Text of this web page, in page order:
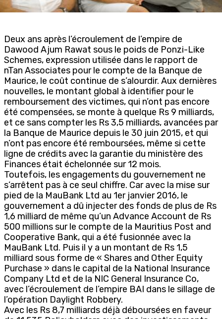
Deux ans après l’écroulement de l’empire de
Dawood Ajum Rawat sous le poids de Ponzi-Like
Schemes, expression utilisée dans le rapport de
nTan Associates pour le compte de la Banque de
Maurice, le coût continue de s’alourdir. Aux dernières
nouvelles, le montant global à identifier pour le
remboursement des victimes, qui n’ont pas encore
été compensées, se monte à quelque Rs 9 milliards,
et ce sans compter les Rs 3,5 milliards, avancées par
la Banque de Maurice depuis le 30 juin 2015, et qui
n’ont pas encore été remboursées, même si cette
ligne de crédits avec la garantie du ministère des
Finances était échelonnée sur 12 mois.
Toutefois, les engagements du gouvernement ne
s’arrêtent pas à ce seul chiffre. Car avec la mise sur
pied de la MauBank Ltd au 1er janvier 2016, le
gouvernement a dû injecter des fonds de plus de Rs
1,6 milliard de même qu’un Advance Account de Rs
500 millions sur le compte de la Mauritius Post and
Cooperative Bank, qui a été fusionnée avec la
MauBank Ltd. Puis il y a un montant de Rs 1,5
milliard sous forme de « Shares and Other Equity
Purchase » dans le capital de la National Insurance
Company Ltd et de la NIC General Insurance Co,
avec l’écroulement de l’empire BAI dans le sillage de
l’opération Daylight Robbery.
Avec les Rs 8,7 milliards déjà déboursées en faveur